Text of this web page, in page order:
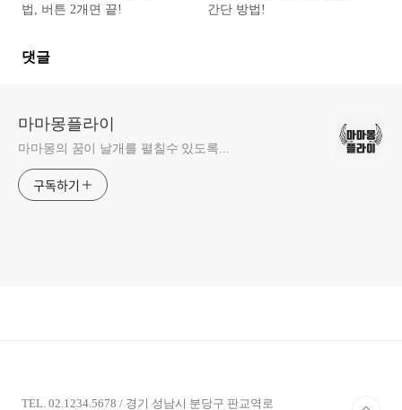
법, 버튼 2개면 끝!
간단 방법!
댓글
마마몽플라이
마마몽의 꿈이 날개를 펼칠수 있도록...
구독하기
TEL. 02.1234.5678 / 경기 성남시 분당구 판교역로